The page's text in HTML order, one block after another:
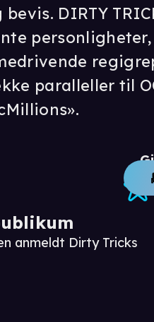
anmeldt Dirty Tricks
DIRTY
paralleller til